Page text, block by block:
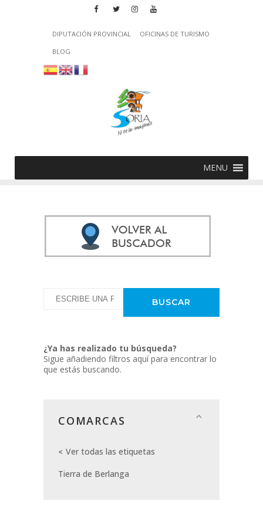
DIPUTACIÓN PROVINCIAL
OFICINAS DE TURISMO
BLOG
MENU
¿Ya has realizado tu búsqueda?
Sigue añadiendo filtros aquí para encontrar lo
que estás buscando.
COMARCAS
Ver todas las etiquetas
Tierra de Berlanga